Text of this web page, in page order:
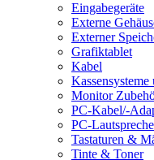
Eingabegeräte
Externe
Externer
Grafiktablet
Kabel
Monitor
PC-Kabel/-
PC-
Tastaturen &
Tinte & Toner